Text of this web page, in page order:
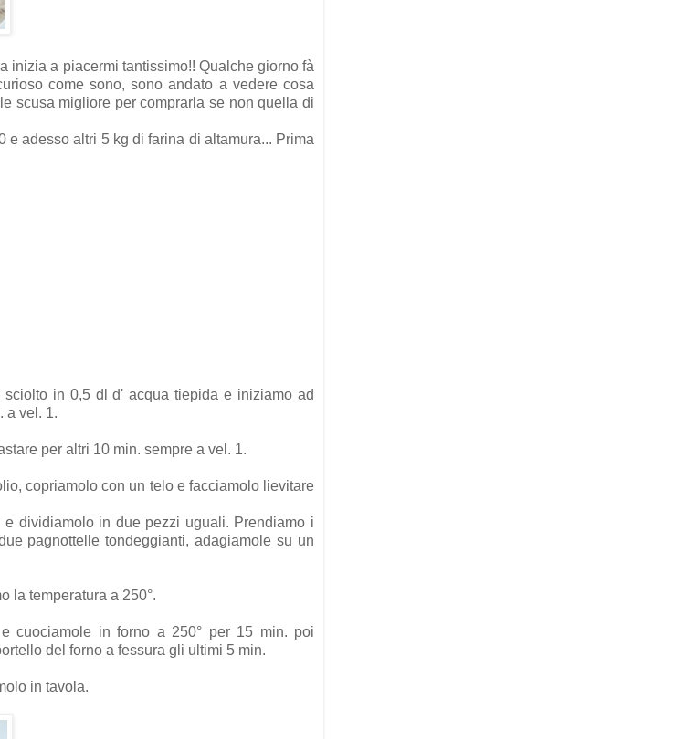
inizia a piacermi tantissimo!! Qualche giorno fà
come sono, sono andato a vedere cosa
scusa migliore per comprarla se non quella di
adesso altri 5 kg di farina di altamura... Prima
in 0,5 dl d' acqua tiepida e iniziamo ad
a vel. 1.
per altri 10 min. sempre a vel. 1.
copriamolo con un telo e facciamolo lievitare
dividiamolo in due pezzi uguali. Prendiamo i
pagnottelle tondeggianti, adagiamole su un
la temperatura a 250°.
cuociamole in forno a 250° per 15 min. poi
del forno a fessura gli ultimi 5 min.
in tavola.